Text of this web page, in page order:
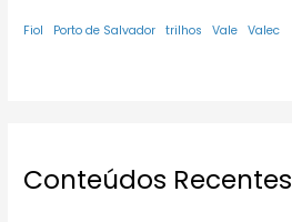
Fiol Porto de Salvador trilhos Vale Valec
Conteúdos Recentes